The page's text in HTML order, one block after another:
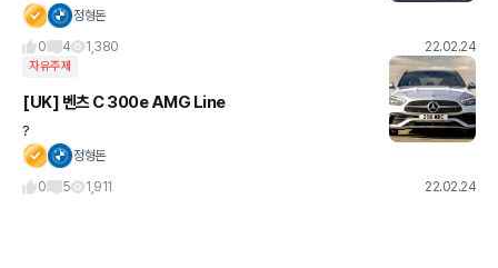
정형돈
0
4 1,380 22.02.24
자유주제
[UK] 벤츠 C 300e AMG Line
?
정형돈
0
5 1,911 22.02.24